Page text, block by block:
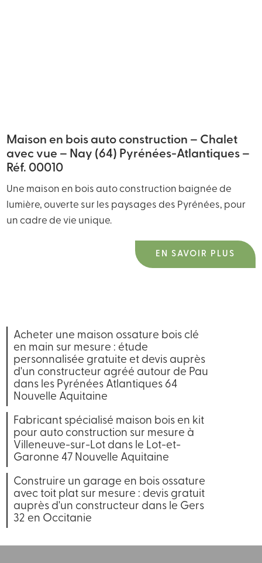
Maison en bois auto construction – Chalet
avec vue – Nay (64) Pyrénées-Atlantiques –
Réf. 00010
Une maison en bois auto construction baignée de
lumière, ouverte sur les paysages des Pyrénées, pour
un cadre de vie unique.
EN SAVOIR PLUS
Acheter une maison ossature bois clé
en main sur mesure : étude
personnalisée gratuite et devis auprès
d'un constructeur agréé autour de Pau
dans les Pyrénées Atlantiques 64
Nouvelle Aquitaine
Fabricant spécialisé maison bois en kit
pour auto construction sur mesure à
Villeneuve-sur-Lot dans le Lot-et-
Garonne 47 Nouvelle Aquitaine
Construire un garage en bois ossature
avec toit plat sur mesure : devis gratuit
auprès d'un constructeur dans le Gers
32 en Occitanie